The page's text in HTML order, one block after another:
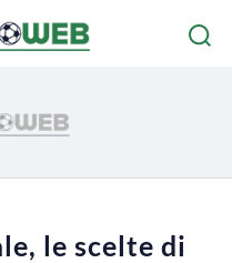
le scelte di